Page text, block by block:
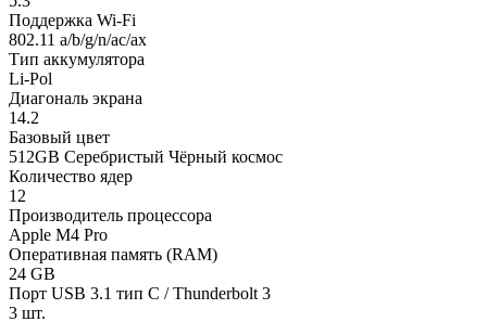
Поддержка Wi-Fi
802.11 a/b/g/n/ac/ax
Тип аккумулятора
Li-Pol
Диагональ экрана
14.2
Базовый цвет
512GB Серебристый Чёрный космос
Количество ядер
12
Производитель процессора
Apple M4 Pro
Оперативная память (RAM)
24 GB
Порт USB 3.1 тип C / Thunderbolt 3
3 шт.